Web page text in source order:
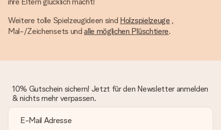
Weitere tolle Spielzeugideen sind Holzspielzeuge ,
Mal-/Zeichensets undalle möglichen Plüschtiere.
10% Gutschein sichern! Jetzt für den Newsletter anmelden
& nichts mehr verpassen.